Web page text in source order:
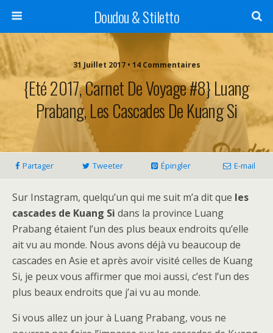
Doudou & Stiletto
31 Juillet 2017 • 14 Commentaires
{Eté 2017, Carnet De Voyage #8} Luang
Prabang, Les Cascades De Kuang Si
Partager Tweeter Épingler E-mail
Sur Instagram, quelqu’un qui me suit m’a dit que les
cascades de Kuang Si dans la province Luang
Prabang étaient l’un des plus beaux endroits qu’elle
ait vu au monde. Nous avons déjà vu beaucoup de
cascades en Asie et après avoir visité celles de Kuang
Si, je peux vous affirmer que moi aussi, c’est l’un des
plus beaux endroits que j’ai vu au monde.
Si vous allez un jour à Luang Prabang, vous ne